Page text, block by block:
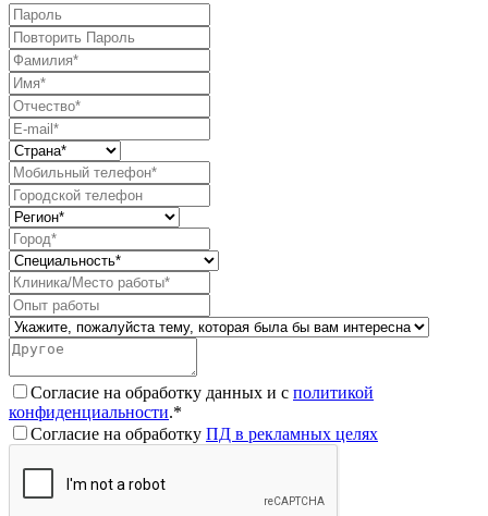
Согласие на обработку данных и с политикой
конфиденциальности.*
Согласие на обработку ПД в рекламных целях